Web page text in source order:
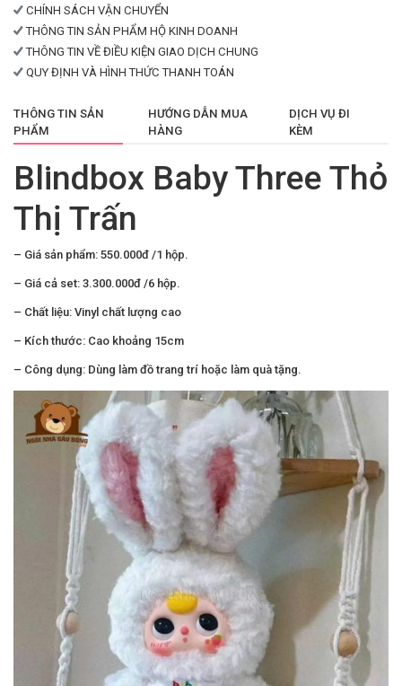
CHÍNH SÁCH VẬN CHUYỂN
THÔNG TIN SẢN PHẨM HỘ KINH DOANH
THÔNG TIN VỀ ĐIỀU KIỆN GIAO DỊCH CHUNG
QUY ĐỊNH VÀ HÌNH THỨC THANH TOÁN
THÔNG TIN SẢN
PHẨM
HƯỚNG DẪN MUA
HÀNG
DỊCH VỤ ĐI
KÈM
Blindbox Baby Three Thỏ
Thị Trấn
– Giá sản phẩm: 550.000đ /1 hộp.
– Giá cả set: 3.300.000đ /6 hộp.
– Chất liệu: Vinyl chất lượng cao
– Kích thước: Cao khoảng 15cm
– Công dụng: Dùng làm đồ trang trí hoặc làm quà tặng.